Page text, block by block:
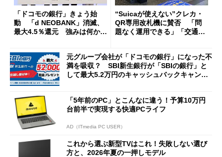
「ドコモの銀行」きょう始
動 「d NEOBANK」消滅、
最大4.5％還元 強みは何か解
“Suicaが使えない”クレカ・
QR専用改札機に賛否 「問
題なく運用できる」「交通系I
元グループ会社が「ドコモの銀行」になった不
満を吸収？ SBI新生銀行が「SBIの銀行」と
して最大5.2万円のキャッシュバックキャンペ
「5年前のPC」とこんなに違う！予算10万円
台前半で実現する快適PCライフ
AD（ITmedia PC USER）
これから選ぶ新型TVはこれ！失敗しない選び
方と、2026年夏の一押しモデル